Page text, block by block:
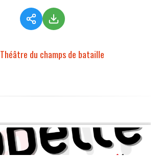
Théâtre du champs de bataille